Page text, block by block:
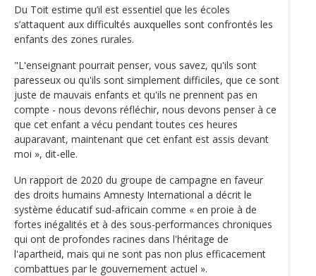
Du Toit estime qu’il est essentiel que les écoles
s’attaquent aux difficultés auxquelles sont confrontés les
enfants des zones rurales.
"L'enseignant pourrait penser, vous savez, qu'ils sont
paresseux ou qu'ils sont simplement difficiles, que ce sont
juste de mauvais enfants et qu'ils ne prennent pas en
compte - nous devons réfléchir, nous devons penser à ce
que cet enfant a vécu pendant toutes ces heures
auparavant, maintenant que cet enfant est assis devant
moi », dit-elle.
Un rapport de 2020 du groupe de campagne en faveur
des droits humains Amnesty International a décrit le
système éducatif sud-africain comme « en proie à de
fortes inégalités et à des sous-performances chroniques
qui ont de profondes racines dans l'héritage de
l'apartheid, mais qui ne sont pas non plus efficacement
combattues par le gouvernement actuel ».